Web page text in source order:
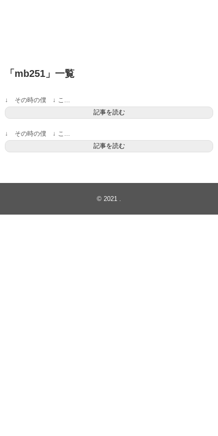
「 mb251 」 一覧
↓ その時の僕 ↓ こ...
記事を読む
↓ その時の僕 ↓ こ...
記事を読む
© 2021